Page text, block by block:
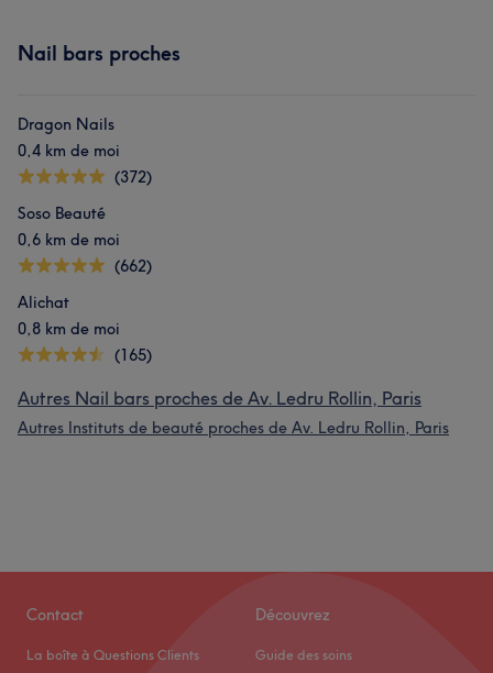
Nail bars proches
Dragon Nails
0,4 km de moi
(372)
Soso Beauté
0,6 km de moi
(662)
Alichat
0,8 km de moi
(165)
Autres Nail bars proches de Av. Ledru Rollin, Paris
Autres Instituts de beauté proches de Av. Ledru Rollin, Paris
Contact
La boîte à Questions Clients
Découvrez
Guide des soins